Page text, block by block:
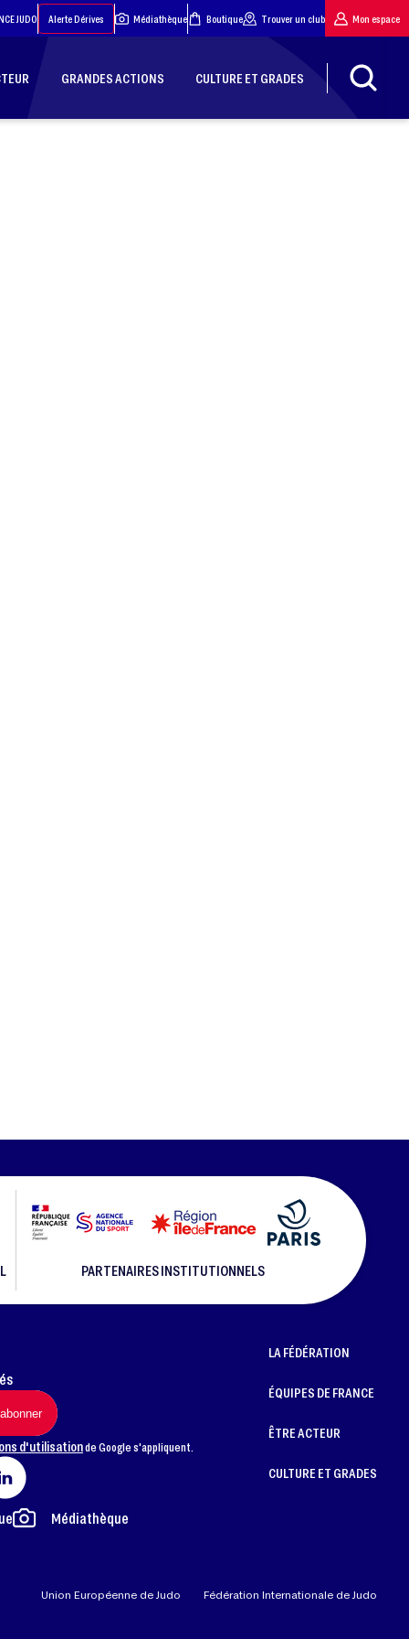
JUDO Alerte Dérives Médiathèque Boutique Trouver un club Mon espace
GRANDES ACTIONS CULTURE ET GRADES
PARTENAIRES INSTITUTIONNELS
d'utilisationde Google s'appliquent.
Médiathèque
LA FÉDÉRATION
ÉQUIPES DE FRANCE
ÊTRE ACTEUR
CULTURE ET GRADES
Union Européenne de Judo Fédération Internationale de Judo